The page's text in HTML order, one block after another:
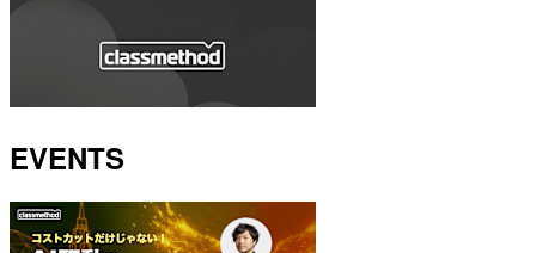
EVENTS